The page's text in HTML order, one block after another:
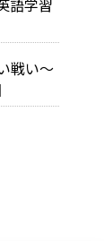
語学習
戦い～